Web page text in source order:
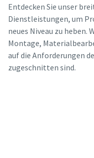
Entdecken Sie unser
Dienstleistungen, um
neues Niveau zu heben.
Montage,
auf die Anforderungen
zugeschnitten sind.